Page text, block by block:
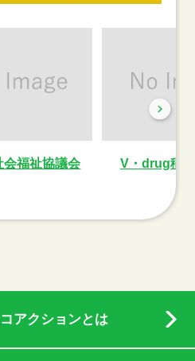
会福祉協議会 V・drug稲
アクションとは